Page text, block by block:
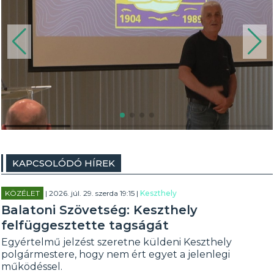
KAPCSOLÓDÓ HÍREK
KÖZÉLET | 2026. júl. 29. szerda 19:15 |Keszthely
Balatoni Szövetség: Keszthely
felfüggesztette tagságát
Egyértelmű jelzést szeretne küldeni Keszthely
polgármestere, hogy nem ért egyet a jelenlegi
működéssel.